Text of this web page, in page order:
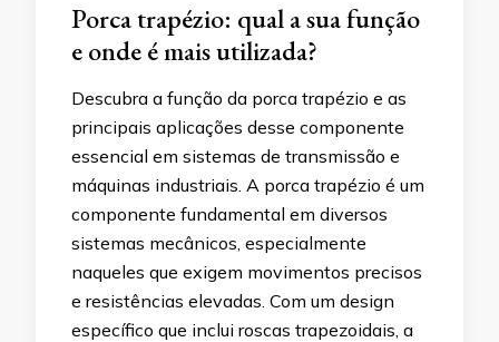
Porca trapézio: qual a sua função
e onde é mais utilizada?
Descubra a função da porca trapézio e as
principais aplicações desse componente
essencial em sistemas de transmissão e
máquinas industriais. A porca trapézio é um
componente fundamental em diversos
sistemas mecânicos, especialmente
naqueles que exigem movimentos precisos
e resistências elevadas. Com um design
específico que inclui roscas trapezoidais, a